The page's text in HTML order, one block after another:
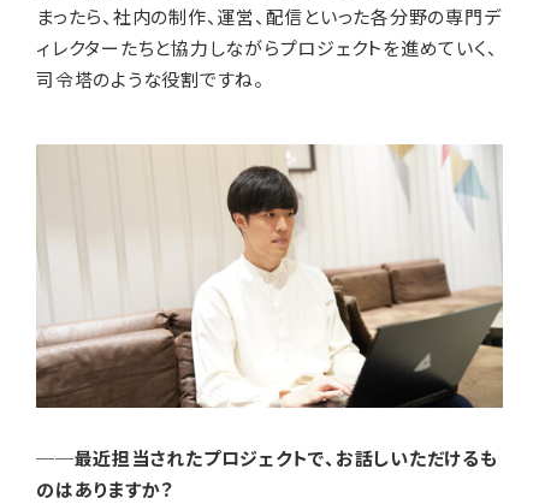
まったら、社内の制作、運営、配信といった各分野の専門デ
ィレクターたちと協力しながらプロジェクトを進めていく、
司令塔のような役割ですね。
──最近担当されたプロジェクトで、お話しいただけるも
のはありますか？